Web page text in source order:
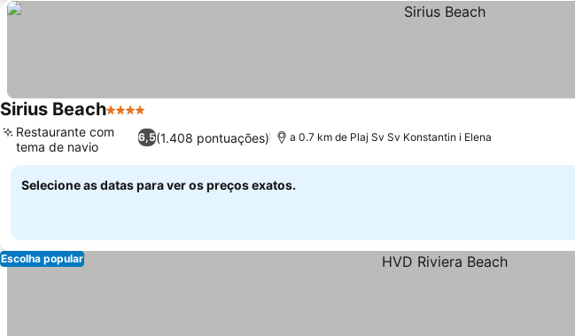
Sirius Beach4 Estrelas
6,5(1.408 pontuações)
Restaurante com
tema de navio
a 0.7 km de Plaj Sv Sv Konstantin i Elena
Selecione as datas para ver os preços exatos.
Escolha popular